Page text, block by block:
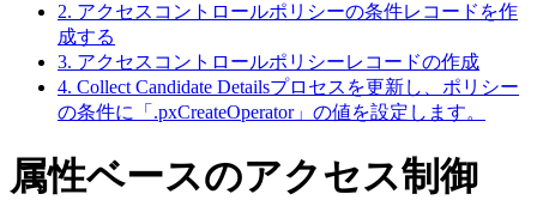
2. アクセスコントロールポリシーの条件レコードを作
成する
3. アクセスコントロールポリシーレコードの作成
4. Collect Candidate Detailsプロセスを更新し、ポリシー
の条件に「.pxCreateOperator」の値を設定します。
属性ベースのアクセス制御